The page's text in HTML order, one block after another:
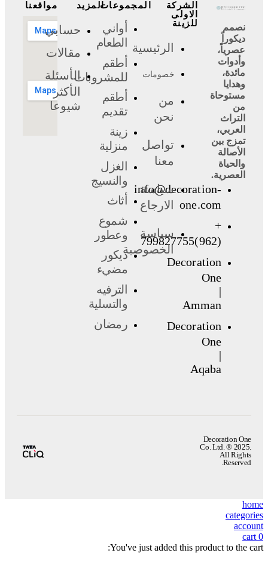
نصمم
ديكوراً
عصرياً،
وأدوات
مائدة،
وهدايا
مستوحاة
من
التراث
العربي،
تمزج بين
الأصالة
والحياة
العصرية.
info@decoration-
one.com
+
(962)799827755
Decoration
One
|
Amman
Decoration
One
|
Aqaba
مواقعنا
الشركة
الاولى
للزينة
الرئيسية
خصومات
من
نحن
تواصل
معنا
سياسة
الارجاع
سياسة
الخصوصية
المجموعات
أواني
الطعام
أطقم
للمشروبات
أطقم
تقديم
زينة
منزلية
الغزل
والنسيج
أثاث
شموع
وعطور
ديكور
مضيء
الترفيه
والتسلية
رمضان
المزيد
حسابي
مقالات
الأسئلة
الأكثر
شيوعا
Decoration One
Co. Ltd. ® 2025.
All Rights
Reserved.
home
categories
account
0
cart
You've just added this product to the cart: